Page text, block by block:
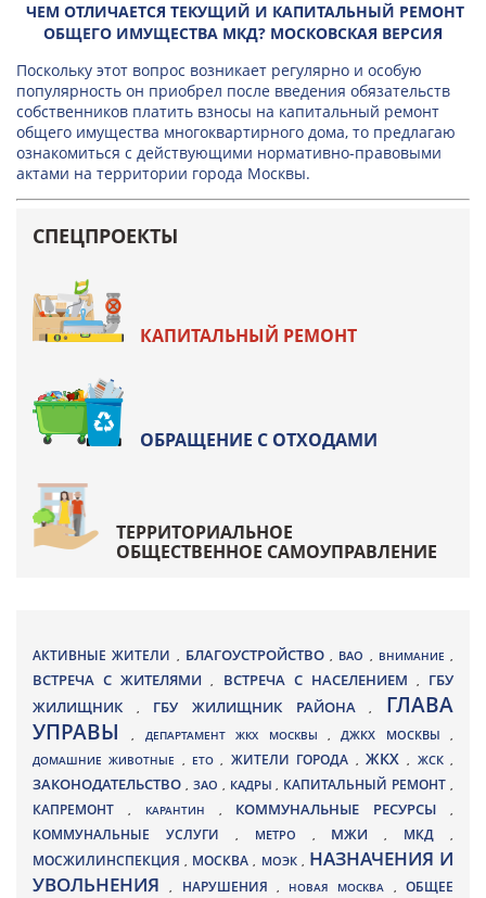
ЧЕМ ОТЛИЧАЕТСЯ ТЕКУЩИЙ И КАПИТАЛЬНЫЙ РЕМОНТ
ОБЩЕГО ИМУЩЕСТВА МКД? МОСКОВСКАЯ ВЕРСИЯ
Поскольку этот вопрос возникает регулярно и особую
популярность он приобрел после введения обязательств
собственников платить взносы на капитальный ремонт
общего имущества многоквартирного дома, то предлагаю
ознакомиться с действующими нормативно-правовыми
актами на территории города Москвы.
СПЕЦПРОЕКТЫ
КАПИТАЛЬНЫЙ РЕМОНТ
ОБРАЩЕНИЕ С ОТХОДАМИ
ТЕРРИТОРИАЛЬНОЕ
ОБЩЕСТВЕННОЕ САМОУПРАВЛЕНИЕ
АКТИВНЫЕ ЖИТЕЛИ , БЛАГОУСТРОЙСТВО , ВАО , ВНИМАНИЕ ,
ВСТРЕЧА С ЖИТЕЛЯМИ, ВСТРЕЧА С НАСЕЛЕНИЕМ , ГБУ
ЖИЛИЩНИК
, ГБУ ЖИЛИЩНИК РАЙОНА, ГЛАВА
УПРАВЫ, ДЕПАРТАМЕНТ ЖКХ МОСКВЫ ,ДЖКХ МОСКВЫ ,
ДОМАШНИЕ ЖИВОТНЫЕ , ЕТО, ЖИТЕЛИ ГОРОДА , ЖКХ, ЖСК,
ЗАКОНОДАТЕЛЬСТВО , ЗАО , КАДРЫ, КАПИТАЛЬНЫЙ РЕМОНТ ,
КАПРЕМОНТ , КАРАНТИН , КОММУНАЛЬНЫЕ РЕСУРСЫ,
КОММУНАЛЬНЫЕ УСЛУГИ , МЕТРО , МЖИ, МКД ,
МОСЖИЛИНСПЕКЦИЯ, МОСКВА , МОЭК , НАЗНАЧЕНИЯ И
УВОЛЬНЕНИЯ, НАРУШЕНИЯ , НОВАЯ МОСКВА ,ОБЩЕЕ